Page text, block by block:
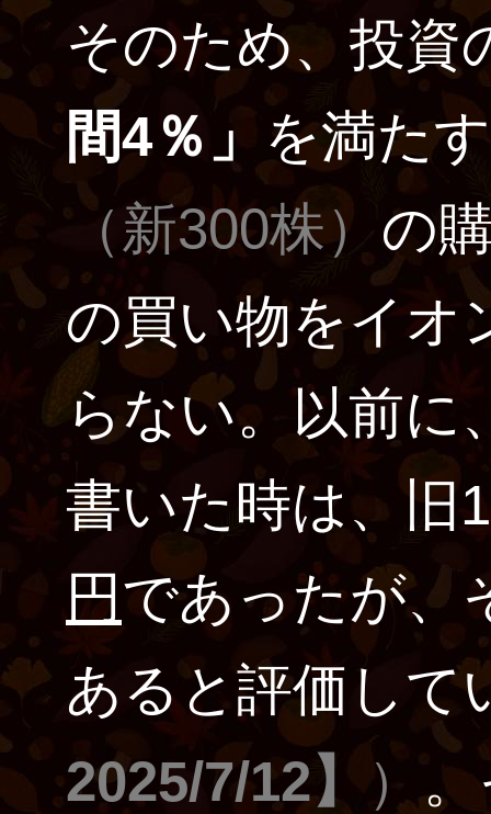
そのため、投資
間4％」 を満た
（新300株） の
の買い物をイオ
らない。以前に
書いた時は、旧
円であったが、
あると評価して
2025/7/12】
）